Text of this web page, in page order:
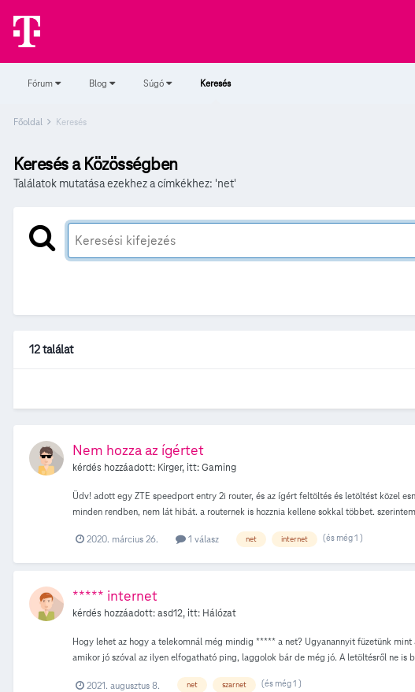
Fórum Blog Súgó Keresés
Főoldal Keresés
Keresés a Közösségben
Találatok mutatása ezekhez a címkékhez: 'net'
12 találat
Nem hozza az ígértet
kérdés hozzáadott: Kirger, itt:Gaming
Üdv! adott egy ZTE speedport entry 2i router, és az ígért feltöltés és letöltést közel
minden rendben, nem lát hibát. a routernek is hozznia kellene sokkal többet.
2020. március 26. 1 válasz net internet (és még 1 )
***** internet
kérdés hozzáadott:asd12, itt: Hálózat
Hogy lehet az hogy a telekomnál még mindig ***** a net? Ugyanannyit füzetünk
amikor jó szóval az ilyen elfogatható ping, laggolok bár de még jó. A letöltésről ne is
2021. augusztus 8. net szarnet (és még 1 )